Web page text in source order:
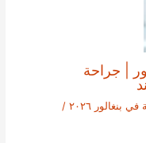
| جراحة
٢٠٢٦
/